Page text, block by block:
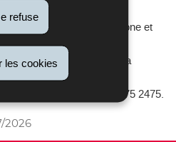
refuse
les cookies
à effectuer !
son numéro de téléphone et
votre société sera
ou 8.
Contact Center au 2475 2475.
2026